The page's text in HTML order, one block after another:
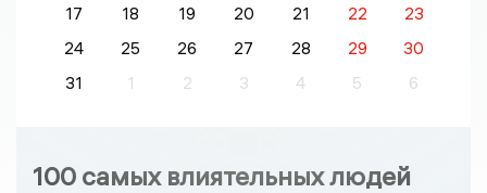
17
18 19 20 21 22
23
24
25 26 27 28 29
30
31
1 2 3 4 5 6
100 самых влиятельных людей